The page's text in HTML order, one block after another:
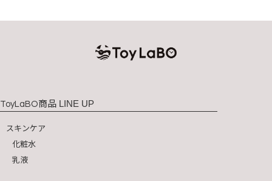
ToyLaBO商品 LINE UP
スキンケア
化粧水
乳液